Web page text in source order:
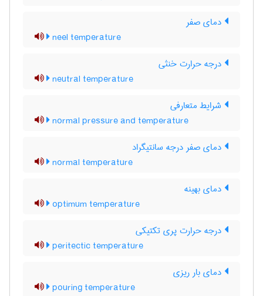
دمای صفر
neel temperature
درجه حرارت خنثی
neutral temperature
شرایط متعارفی
normal pressure and temperature
دمای صفر درجه سانتیگراد
normal temperature
دمای بهینه
optimum temperature
درجه حرارت پری تکتیکی
peritectic temperature
دمای بار ریزی
pouring temperature